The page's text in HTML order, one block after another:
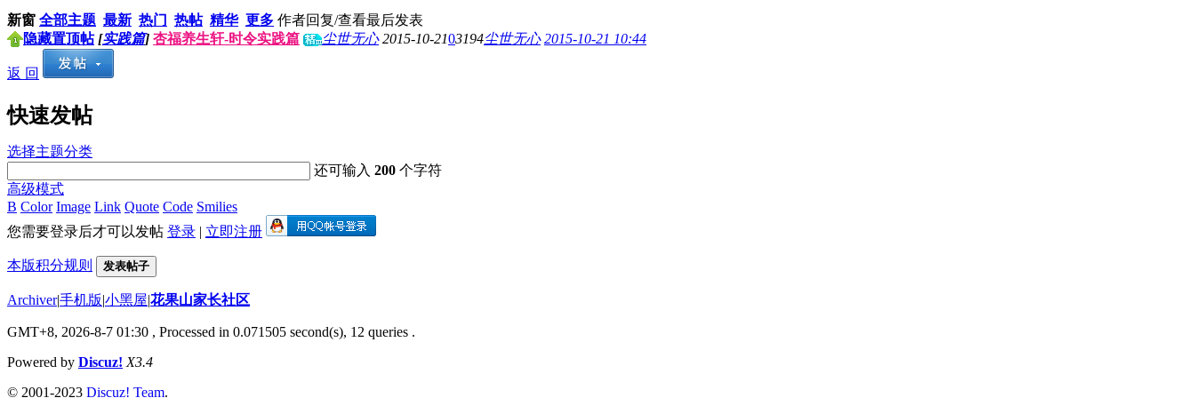
新窗 全部主题 最新 热门 热帖 精华 更多 作者回复/查看最后发表
隐藏置顶帖 [实践篇] 杏福养生轩-时令实践篇 尘世无心 2015-10-2103194尘世无心 2015-10-21 10:44
返 回
快速发帖
选择主题分类
还可输入200 个字符
高级模式
B Color Image Link Quote Code Smilies
您需要登录后才可以发帖 登录 | 立即注册
本版积分规则 发表帖子
Archiver|手机版|小黑屋|花果山家长社区
GMT+8, 2026-8-7 01:30 , Processed in 0.071505 second(s), 12 queries .
Powered by Discuz! X3.4
© 2001-2023 Discuz! Team.